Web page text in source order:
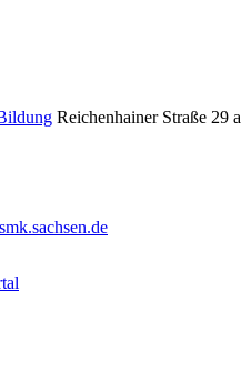
Reichenhainer Straße 29 a